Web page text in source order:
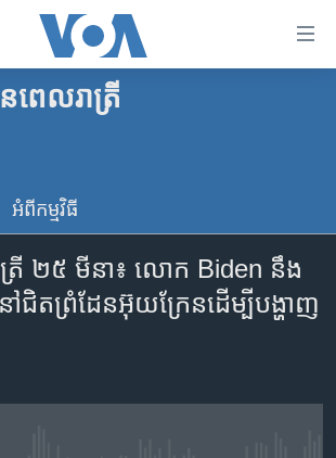
ពេលរាត្រី
YouTube Music
Spotify
អំពី​កម្មវិធី​
ត្រី ២៥ មីនា៖ លោក Biden នឹង​
ជិត​ព្រំដែន​អ៊ុយក្រែន​ដើម្បី​បង្ហាញ​